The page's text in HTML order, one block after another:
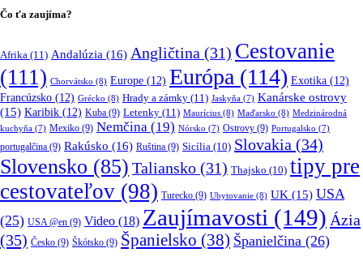
Čo ťa zaujíma?
Afrika (11) Andalúzia (16) Angličtina (31) Cestovanie
(111) Chorvátsko (8) Europe (12) Európa (114) Exotika (12)
Francúzsko (12) Grécko (8) Hrady a zámky (11) Jaskyňa (7) Kanárske ostrovy
(15) Karibik (12) Kuba (9) Letenky (11) Maurícius (8) Maďarsko (8) Medzinárodná
kuchyňa (7) Mexiko (9) Nemčina (19) Nórsko (7) Ostrovy (9) Portugalsko (7)
portugalčina (9) Rakúsko (16) Ruština (9) Sicília (10) Slovakia (34)
Slovensko (85) Taliansko (31) Thajsko (10) tipy pre
cestovateľov (98) Turecko (9) Ubytovanie (8) UK (15) USA
(25) USA @en (9) Video (18) Zaujímavosti (149) Ázia
(35) Česko (9) Škótsko (9) Španielsko (38) Španielčina (26)